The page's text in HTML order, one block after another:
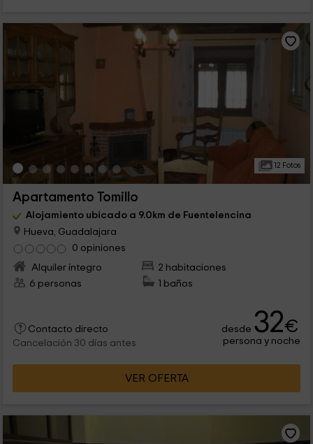
12 Fotos
Apartamento Tomillo
Alojamiento ubicado a 9.0km de Fuentelencina
Hueva, Guadalajara
0 opiniones
Alquiler íntegro
2 habitaciones
6 personas
1 baños
Contacto directo
Cancelación 30 días antes
desde 32€
persona y noche
VER OFERTA